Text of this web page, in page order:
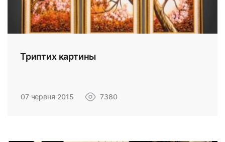
Триптих картины
07 червня 2015 7380